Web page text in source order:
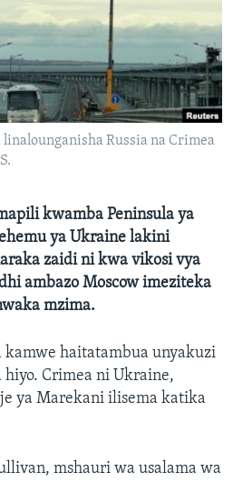
Russia na Crimea
kwamba Peninsula ya
ya Ukraine lakini
zaidi ni kwa vikosi vya
ambazo Moscow imeziteka
mzima.
haitatambua unyakuzi
hiyo. Crimea ni Ukraine,
ya Marekani ilisema katika
mshauri wa usalama wa